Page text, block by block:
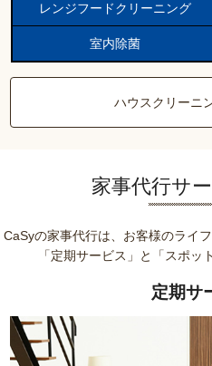
レンジフードクリーニング
室内除菌
ハウスクリーニ
家事代行サ
CaSyの家事代行は、お客様のライ
「定期サービス」と「スポッ
定期サ